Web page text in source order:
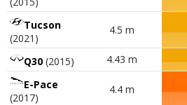
Tucson
(2021)
4.5 m
Q30 (2015) 4.43 m
E-Pace
(2017)
4.4 m